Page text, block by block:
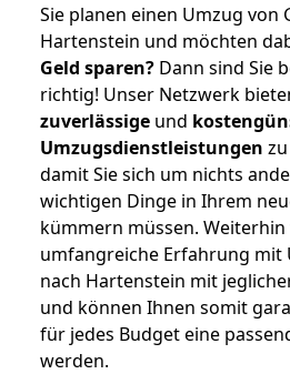
Sie planen einen Umzug von
Hartenstein und möchten
Geld sparen? Dann sind Sie
richtig! Unser Netzwerk
zuverlässige und
Umzugsdienstleistungen
damit Sie sich um nichts
wichtigen Dinge in Ihrem
kümmern müssen.
umfangreiche Erfahrung mit
nach Hartenstein mit
und können Ihnen somit
für jedes Budget eine
werden.